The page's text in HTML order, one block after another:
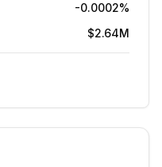
-0.0002%
$2.64M